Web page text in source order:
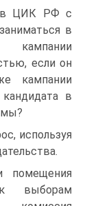
в ЦИК РФ с
в
если он
кампании
в
используя
помещения
к выборам